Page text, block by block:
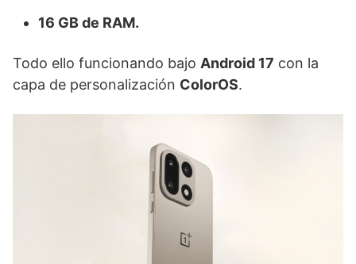
16 GB de RAM.
Todo ello funcionando bajo Android 17 con la
capa de personalización ColorOS.